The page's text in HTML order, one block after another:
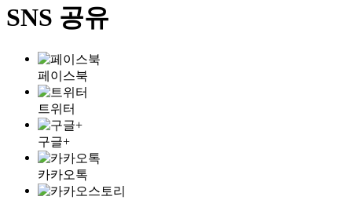
SNS 공유
페이스북
트위터
구글+
카카오톡